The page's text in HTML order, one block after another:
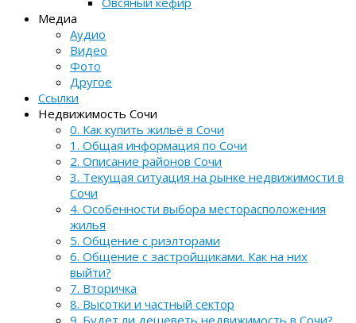
Медиа
Аудио
Видео
Фото
Другое
Ссылки
Недвижимость Сочи
0. Как купить жильё в Сочи
1. Общая информация по Сочи
2. Описание районов Сочи
3. Текущая ситуация на рынке недвижимости в
Сочи
4. Особенности выбора месторасположения
жилья
5. Общение с риэлторами
6. Общение с застройщиками. Как на них
выйти?
7. Вторичка
8. Высотки и частный сектор
9. Будет ли дешеветь недвижимость в Сочи?